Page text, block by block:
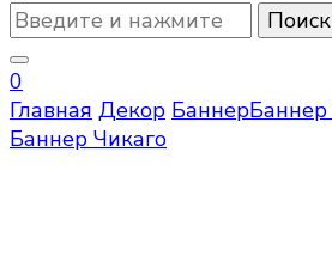
Ищите
что-
то?
0
Главная Декор Баннер
Баннер Чикаго